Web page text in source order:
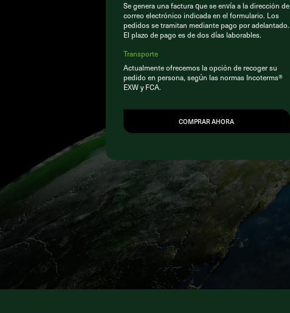
Se genera una factura que se envía a la dirección de
correo electrónico indicada en el formulario. Los
pedidos se tramitan mediante pago por adelantado.
El plazo de pago es de dos días laborables.
Transporte
Actualmente ofrecemos la opción de recoger su
pedido en persona, según las normas Incoterms®
EXW y FCA.
COMPRAR AHORA